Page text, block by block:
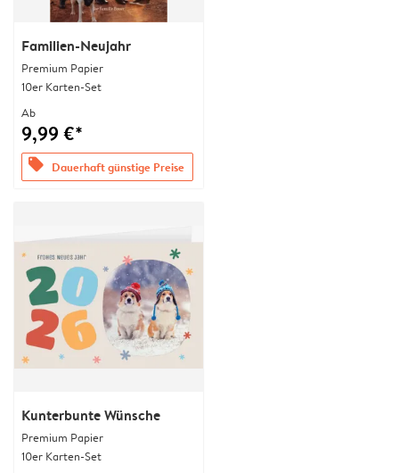
Familien-Neujahr
Premium Papier
10er Karten-Set
Ab
9,99 €*
offers Dauerhaft günstige Preise
Kunterbunte Wünsche
Premium Papier
10er Karten-Set